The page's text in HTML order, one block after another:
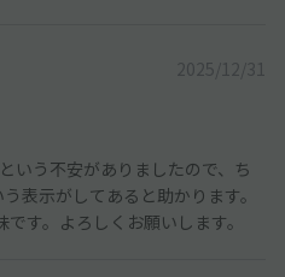
2025/12/31
いう不安がありましたので、ち
表示がしてあると助かります。
す。よろしくお願いします。